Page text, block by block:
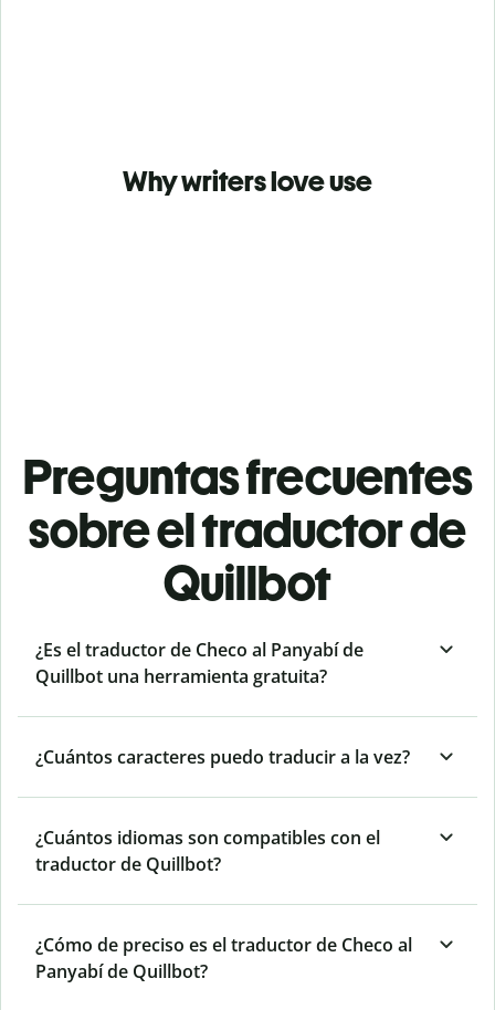
Why writers love use
Preguntas frecuentes
sobre el traductor de
Quillbot
¿Es el traductor de Checo al Panyabí de
Quillbot una herramienta gratuita?
¿Cuántos caracteres puedo traducir a la vez?
¿Cuántos idiomas son compatibles con el
traductor de Quillbot?
¿Cómo de preciso es el traductor de Checo al
Panyabí de Quillbot?